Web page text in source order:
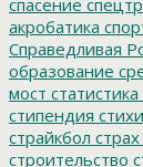
акробатика
Справедливая
образование
мост статистика
стипендия
страйкбол страх
строительство